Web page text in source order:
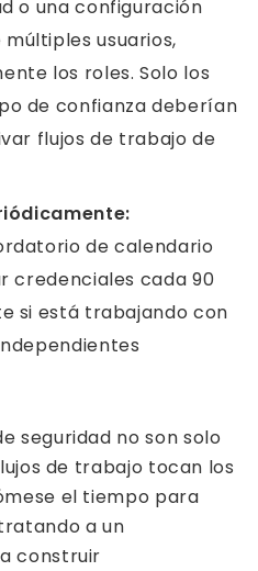
o una configuración
usuarios,
los roles. Solo los
de confianza deberían
flujos de trabajo de
de calendario
credenciales cada 90
si está trabajando con
seguridad no son solo
de trabajo tocan los
el tiempo para
a un
construir